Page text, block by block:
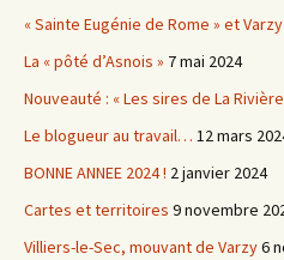
« Sainte Eugénie de Rome » et Varzy
La « pôté d’Asnois » 7 mai 2024
Nouveauté : « Les sires de La
Le blogueur au travail… 12 mars
BONNE ANNEE 2024 ! 2 janvier 2024
Cartes et territoires 9 novembre
Villiers-le-Sec, mouvant de Varzy6